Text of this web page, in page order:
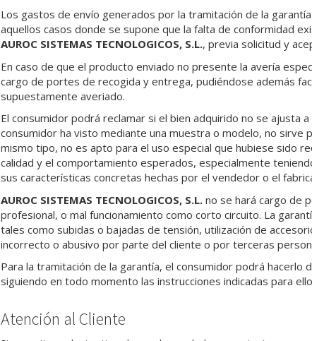
Los gastos de envío generados por la tramitación de la
aquellos casos donde se supone que la falta de conformidad
AUROC SISTEMAS TECNOLOGICOS, S.L., previa solicitud y
En caso de que el producto enviado no presente la avería
cargo de portes de recogida y entrega, pudiéndose además
supuestamente averiado.
El consumidor podrá reclamar si el bien adquirido no se ajusta
consumidor ha visto mediante una muestra o modelo, no
mismo tipo, no es apto para el uso especial que hubiese sido
calidad y el comportamiento esperados, especialmente
sus características concretas hechas por el vendedor o el
AUROC SISTEMAS TECNOLOGICOS, S.L.no se hará cargo de
profesional, o mal funcionamiento como corto circuito. La
tales como subidas o bajadas de tensión, utilización de
incorrecto o abusivo por parte del cliente o por terceras
Para la tramitación de la garantía, el consumidor podrá hacerlo
siguiendo en todo momento las instrucciones indicadas para
Atención al Cliente